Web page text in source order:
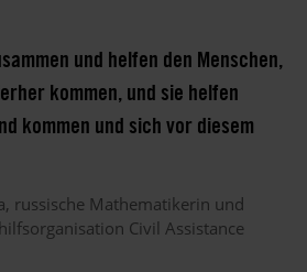
und helfen den Menschen,
kommen, und sie helfen
kommen und sich vor diesem
russische Mathematikerin und
Civil Assistance